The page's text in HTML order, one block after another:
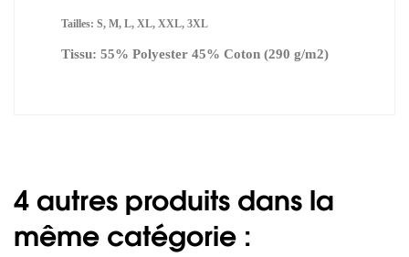
Tailles: S, M, L, XL, XXL, 3XL
Tissu: 55% Polyester 45% Coton (290 g/m2)
4 autres produits dans la
même catégorie :